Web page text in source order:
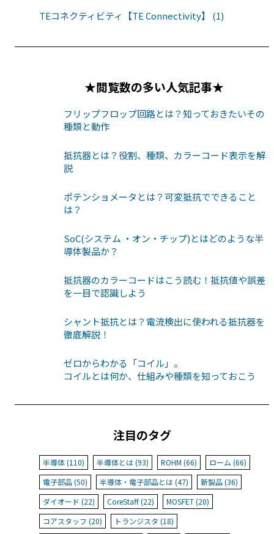
TEコネクティビティ【TE Connectivity】 (1)
★閲覧数の多い人気記事★
フリップフロップ回路とは？知っておきたいその
種類と動作
抵抗器とは？役割、種類、カラーコード表示を解
説
ポテンショメータとは？可変抵抗でできること
は？
SoC(システム ・オン・チップ)とはどのような半
導体製品か？
抵抗器のカラーコードはこう読む！抵抗値や誤差
を一目で認識しよう
シャント抵抗とは？電流検出に使われる抵抗器を
徹底解説！
ゼロからわかる「コイル」。
コイルとは何か、仕組みや種類を知っておこう
注目のタグ
半導体 (110) 半導体とは (93) ROHM (66)
ローム (66)
電子部品 (50)
半導体・電子部品とは (47)
新製品 (36)
ダイオード (22)
CoreStaff (22)
MOSFET (20)
コアスタッフ (20)
トランジスタ (18)